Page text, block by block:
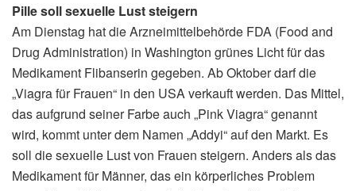
Pille soll sexuelle Lust steigern
Am Dienstag hat die Arzneimittelbehörde FDA (Food and
Drug Administration) in Washington grünes Licht für das
Medikament Flibanserin gegeben. Ab Oktober darf die
„Viagra für Frauen“ in den USA verkauft werden. Das Mittel,
das aufgrund seiner Farbe auch „Pink Viagra“ genannt
wird, kommt unter dem Namen „Addyi“ auf den Markt. Es
soll die sexuelle Lust von Frauen steigern. Anders als das
Medikament für Männer, das ein körperliches Problem